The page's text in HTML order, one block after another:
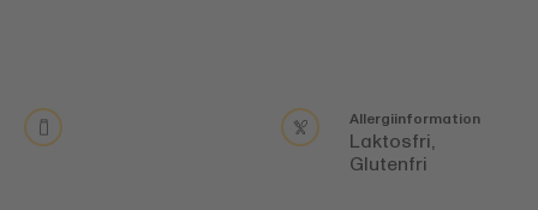
Allergiinformation
Laktosfri,
Glutenfri